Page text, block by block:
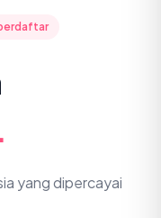
yang dipercayai